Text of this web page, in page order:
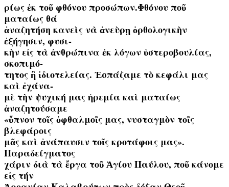
ρίως ἐκ τοῦ φθόνου προσώπων.Φθόνου ποῦ
ματαίως θά
ἀναζητήση κανεὶς νὰ ἀνεὺρῃ ὀρθολογικὴν
ἐξήγησιν, φυσι-
κὴν εἰς τὰ ἀνθρώπινα ἐκ λόγων ὑστεροβουλίας,
σκοπιμό-
τητος ἢ ἰδιοτελείας. Ἐσπάζαμε τὸ κεφάλι μας
καὶ ἐχάνα-
μὲ τὴν ψυχική μας ἠρεμία καὶ ματαίως
ἀναζητούσαμε
«ὕπνον τοῖς ὀφθαλμοῖς μας, νυσταγμὸν τοῖς
βλεφάροις
μᾶς καὶ ἀνάπαυσιν τοῖς κροτάφοις μας».
Παραδείγματος
χάριν διὰ τὰ ἔργα τοῦ Ἁγίου Παύλου, ποῦ κάνομε
εἰς τήν